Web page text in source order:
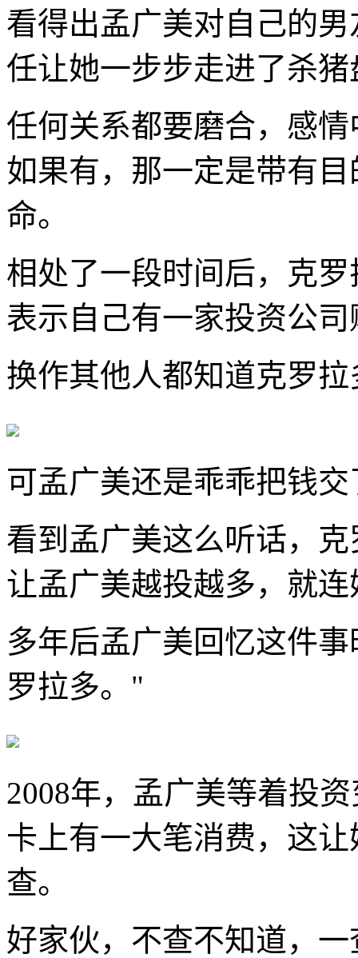
看得出孟广美对自己的
任让她一步步走进了杀猪
任何关系都要磨合，感
如果有，那一定是带有
命。
相处了一段时间后，克
表示自己有一家投资公
换作其他人都知道克罗
可孟广美还是乖乖把钱
看到孟广美这么听话，
让孟广美越投越多，就
多年后孟广美回忆这件
罗拉多。"
2008年，孟广美等着投
卡上有一大笔消费，这
查。
好家伙，不查不知道，